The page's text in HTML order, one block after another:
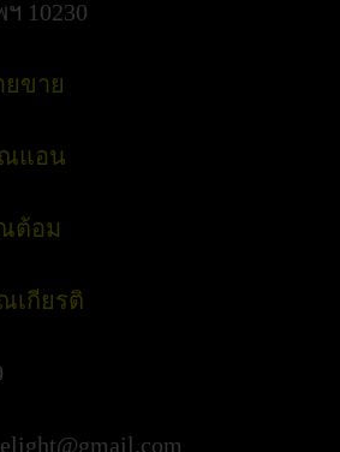
10230
ยขาย
แอน
ต้อม
เกียรติ